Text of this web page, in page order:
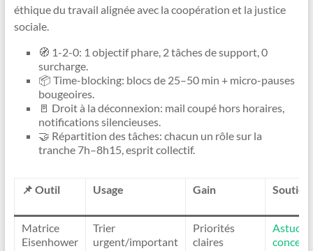
éthique du travail alignée avec la coopération et la justice
sociale.
🧭 1-2-0: 1 objectif phare, 2 tâches de support, 0
surcharge.
📦 Time-blocking: blocs de 25–50 min + micro-pauses
bougeoires.
🚪 Droit à la déconnexion: mail coupé hors horaires,
notifications silencieuses.
🤝 Répartition des tâches: chacun un rôle sur la
tranche 7h–8h15, esprit collectif.
📌 Outil Usage Gain Soutien
Matrice
Eisenhower
Trier
urgent/important
Priorités
claires
Astuces